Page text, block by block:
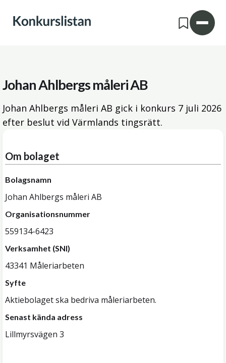
Johan Ahlbergs måleri AB
Johan Ahlbergs måleri AB gick i konkurs 7 juli 2026
efter beslut vid Värmlands tingsrätt.
Om bolaget
Bolagsnamn
Johan Ahlbergs måleri AB
Organisationsnummer
559134-6423
Verksamhet (SNI)
43341 Måleriarbeten
Syfte
Aktiebolaget ska bedriva måleriarbeten.
Senast kända adress
Lillmyrsvägen 3